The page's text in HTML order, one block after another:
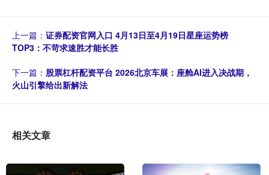
上一篇： 证券配资官网入口 4月13日至4月19日星座运势榜
TOP3：不苛求速胜才能长胜
下一篇： 股票杠杆配资平台 2026北京车展：座舱AI进入决战期，
火山引擎给出新解法
相关文章